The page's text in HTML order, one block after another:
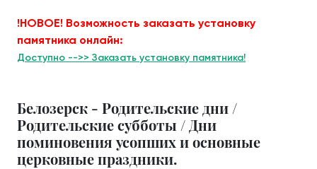
!НОВОЕ! Возможность заказать установку
памятника онлайн:
Доступно -->> Заказать установку памятника!
Белозерск - Родительские дни /
Родительские субботы / Дни
поминовения усопших и основные
церковные праздники.